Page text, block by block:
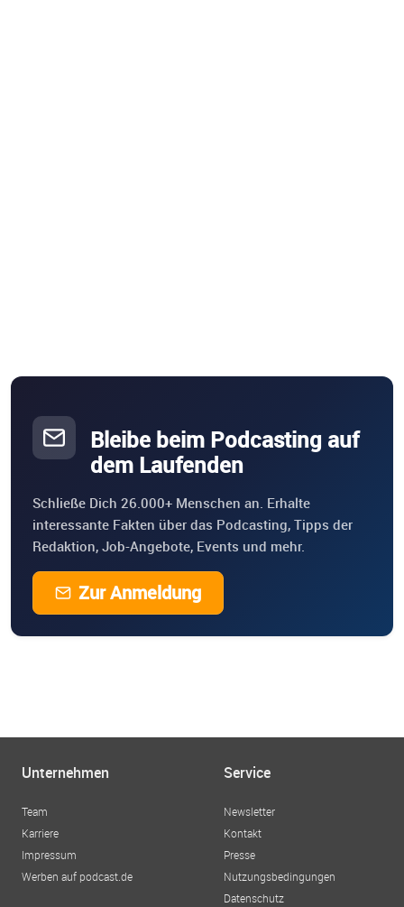
Bleibe beim Podcasting auf
dem Laufenden
Schließe Dich 26.000+ Menschen an. Erhalte
interessante Fakten über das Podcasting, Tipps der
Redaktion, Job-Angebote, Events und mehr.
Zur Anmeldung
Unternehmen
Team
Karriere
Impressum
Werben auf podcast.de
Service
Newsletter
Kontakt
Presse
Nutzungsbedingungen
Datenschutz